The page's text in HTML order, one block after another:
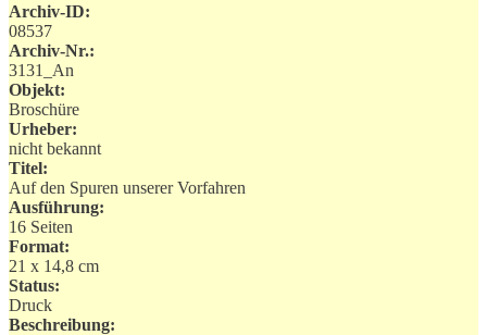
Archiv-ID:
08537
Archiv-Nr.:
3131_An
Objekt:
Broschüre
Urheber:
nicht bekannt
Titel:
Auf den Spuren unserer Vorfahren
Ausführung:
16 Seiten
Format:
21 x 14,8 cm
Status:
Druck
Beschreibung: